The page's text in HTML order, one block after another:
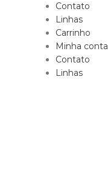
Contato
Linhas
Carrinho
Minha conta
Contato
Linhas